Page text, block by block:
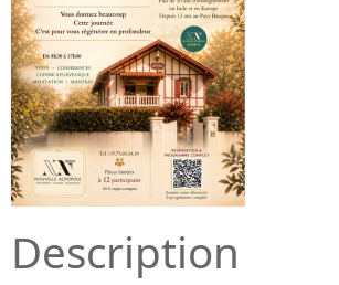
Description